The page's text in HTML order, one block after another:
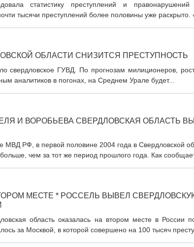
статистику преступлений и
тысячи преступлений более половины уже раскрыто.
ОБЛАСТИ СНИЗИТСЯ ПРЕСТУПНОСТЬ
свердловское ГУВД. По прогнозам милиционеров,
аналитиков в погонах, на Среднем Урале будет...
И ВОРОБЬЕВА СВЕРДЛОВСКАЯ ОБЛАСТЬ
МВД РФ, в первой половине 2004 года в Свердловской
чем за тот же период прошлого года. Как
МЕСТЕ * РОССЕЛЬ ВЫВЕЛ
область оказалась на втором месте в России
за Москвой, в которой совершено на 100 тысяч